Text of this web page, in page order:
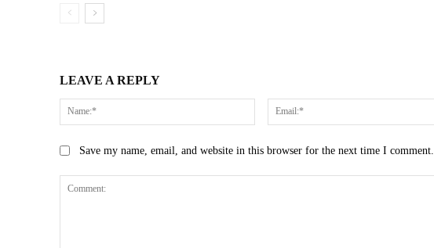
LEAVE A REPLY
Name:*
Save my name, email, and website in this browser for the next time I comment.